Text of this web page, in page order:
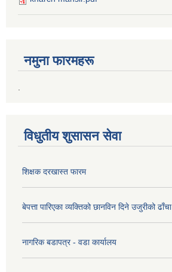
नमुना फारमहरू
.
विधुतीय शुसासन सेवा
शिक्षक दरखास्त फारम
बेपत्ता पारिएका व्यक्तिको छानविन दिने उजुरीको ढाँचा
नागरिक बडापत्र - वडा कार्यालय